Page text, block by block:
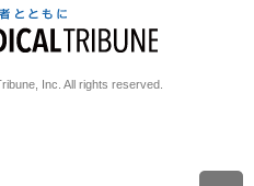
Inc. All rights reserved.